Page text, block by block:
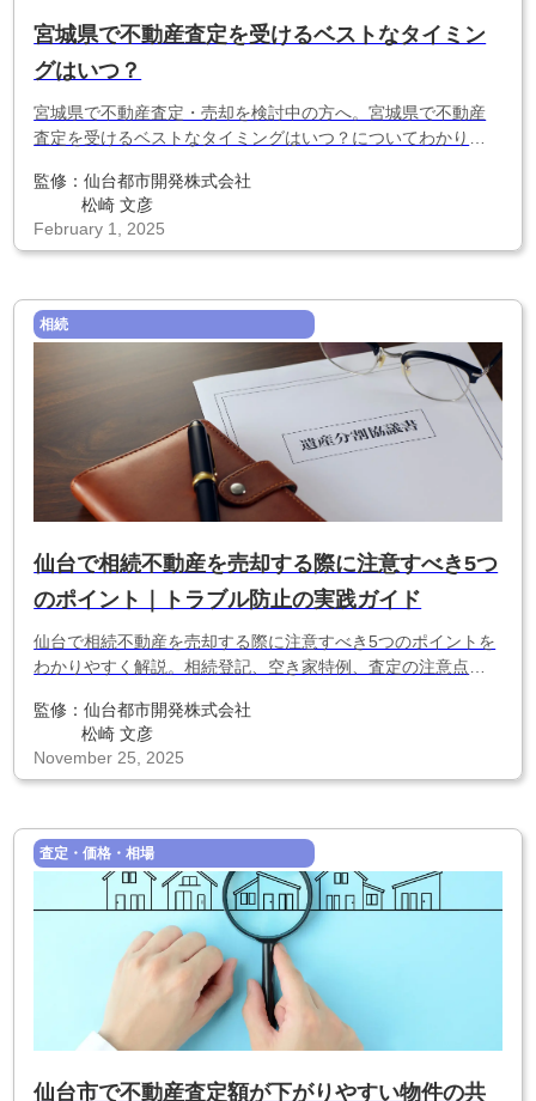
宮城県で不動産査定を受けるベストなタイミン
グはいつ？
宮城県で不動産査定・売却を検討中の方へ。宮城県で不動産
査定を受けるベストなタイミングはいつ？についてわかりや
監修：仙台都市開発株式会社
松崎 文彦
February 1, 2025
相続
仙台で相続不動産を売却する際に注意すべき5つ
のポイント｜トラブル防止の実践ガイド
仙台で相続不動産を売却する際に注意すべき5つのポイントを
わかりやすく解説。相続登記、空き家特例、査定の注意点、
ための必読ガイド。
監修：仙台都市開発株式会社
松崎 文彦
November 25, 2025
査定・価格・相場
仙台市で不動産査定額が下がりやすい物件の共